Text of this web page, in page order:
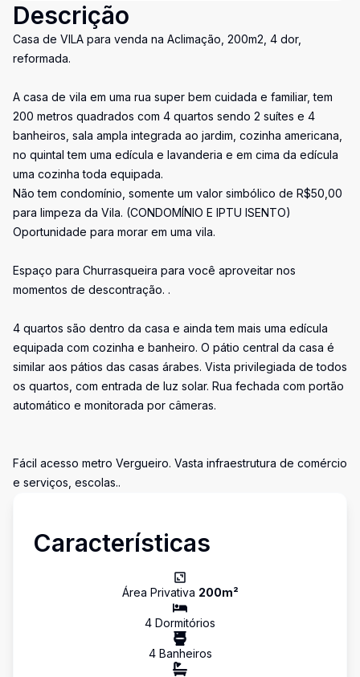
Descrição
Casa de VILA para venda na Aclimação, 200m2, 4 dor,
reformada.
A casa de vila em uma rua super bem cuidada e familiar, tem
200 metros quadrados com 4 quartos sendo 2 suítes e 4
banheiros, sala ampla integrada ao jardim, cozinha americana,
no quintal tem uma edícula e lavanderia e em cima da edícula
uma cozinha toda equipada.
Não tem condomínio, somente um valor simbólico de R$50,00
para limpeza da Vila. (CONDOMÍNIO E IPTU ISENTO)
Oportunidade para morar em uma vila.
Espaço para Churrasqueira para você aproveitar nos
momentos de descontração. .
4 quartos são dentro da casa e ainda tem mais uma edícula
equipada com cozinha e banheiro. O pátio central da casa é
similar aos pátios das casas árabes. Vista privilegiada de todos
os quartos, com entrada de luz solar. Rua fechada com portão
automático e monitorada por câmeras.
Fácil acesso metro Vergueiro. Vasta infraestrutura de comércio
e serviços, escolas..
Características
Área Privativa 200m²
4 Dormitórios
4Banheiros